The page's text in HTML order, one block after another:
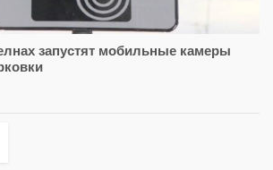
запустят мобильные камеры